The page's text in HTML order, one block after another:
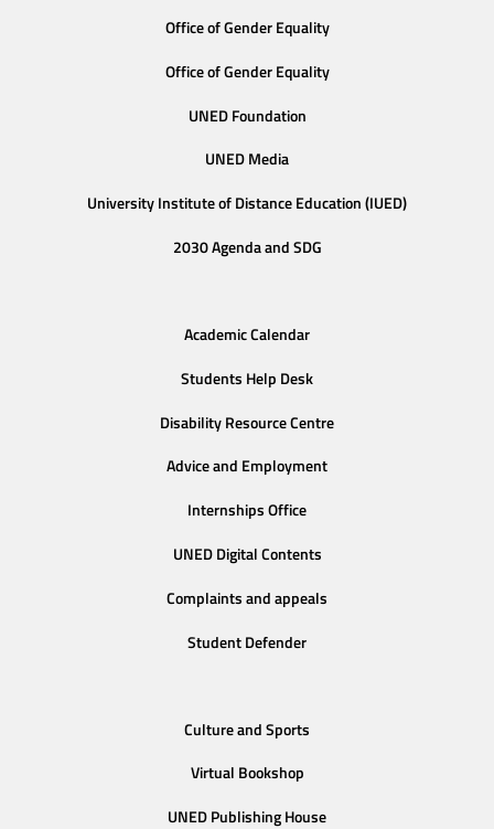
Office of Gender Equality
Office of Gender Equality
UNED Foundation
UNED Media
University Institute of Distance Education (IUED)
2030 Agenda and SDG
Academic Calendar
Students Help Desk
Disability Resource Centre
Advice and Employment
Internships Office
UNED Digital Contents
Complaints and appeals
Student Defender
Culture and Sports
Virtual Bookshop
UNED Publishing House